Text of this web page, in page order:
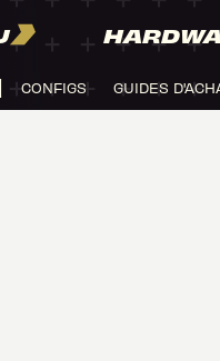
CONFIGS GUIDES